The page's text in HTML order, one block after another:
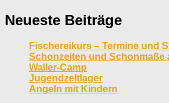
Neueste Beiträge
Fischereikurs – Termine und
Schonzeiten und Schonmaße
Waller-Camp
Jugendzeltlager
Angeln mit Kindern